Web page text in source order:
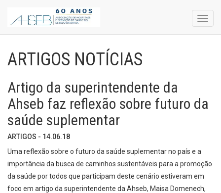
ARTIGOS NOTÍCIAS
Artigo da superintendente da
Ahseb faz reflexão sobre futuro da
saúde suplementar
ARTIGOS - 14.06.18
Uma reflexão sobre o futuro da saúde suplementar no país e a
importância da busca de caminhos sustentáveis para a promoção
da saúde por todos que participam deste cenário estiveram em
foco em artigo da superintendente da Ahseb, Maisa Domenech,